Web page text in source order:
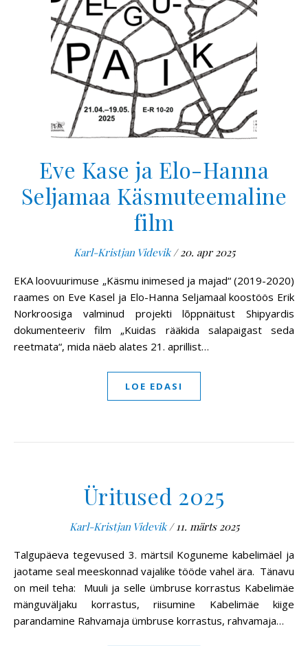
Eve Kase ja Elo-Hanna
Seljamaa Käsmuteemaline
film
Karl-Kristjan Videvik / 20. apr 2025
EKA loovuurimuse „Käsmu inimesed ja majad“ (2019-2020)
raames on Eve Kasel ja Elo-Hanna Seljamaal koostöös Erik
Norkroosiga valminud projekti lõppnäitust Shipyardis
dokumenteeriv film „Kuidas rääkida salapaigast seda
reetmata“, mida näeb alates 21. aprillist…
LOE EDASI
Üritused 2025
Karl-Kristjan Videvik / 11. märts 2025
Talgupäeva tegevused 3. märtsil Koguneme kabelimäel ja
jaotame seal meeskonnad vajalike tööde vahel ära. Tänavu
on meil teha: Muuli ja selle ümbruse korrastus Kabelimäe
mänguväljaku korrastus, riisumine Kabelimäe kiige
parandamine Rahvamaja ümbruse korrastus, rahvamaja…